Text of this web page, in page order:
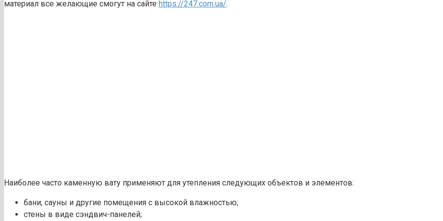
материал все желающие смогут на сайте https://247.com.ua/.
Наиболее часто каменную вату применяют для утепления следующих объектов и элементов:
бани, сауны и другие помещения с высокой влажностью;
стены в виде сэндвич-панелей;